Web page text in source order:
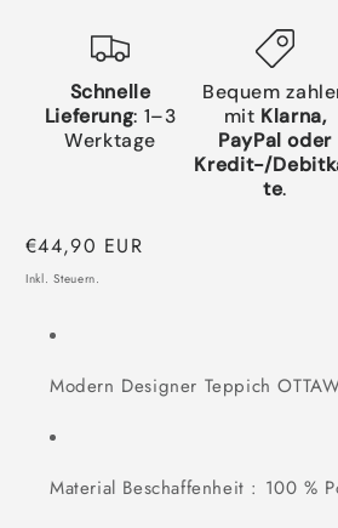
Schnelle
Lieferung: 1–3
Werktage
Bequem
mit Klarna,
PayPal oder
Kredit-/
te.
Normaler
Preis
€44,90 EUR
Inkl. Steuern.
Modern Designer Teppich
Material Beschaffenheit : 100 %